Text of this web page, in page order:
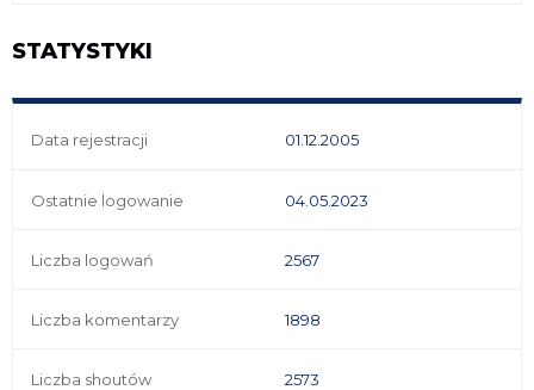
STATYSTYKI
Data rejestracji 01.12.2005
Ostatnie logowanie 04.05.2023
Liczba logowań 2567
Liczba komentarzy 1898
Liczba shoutów 2573